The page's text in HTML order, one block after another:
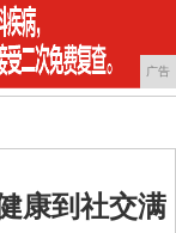
广告
康到社交满